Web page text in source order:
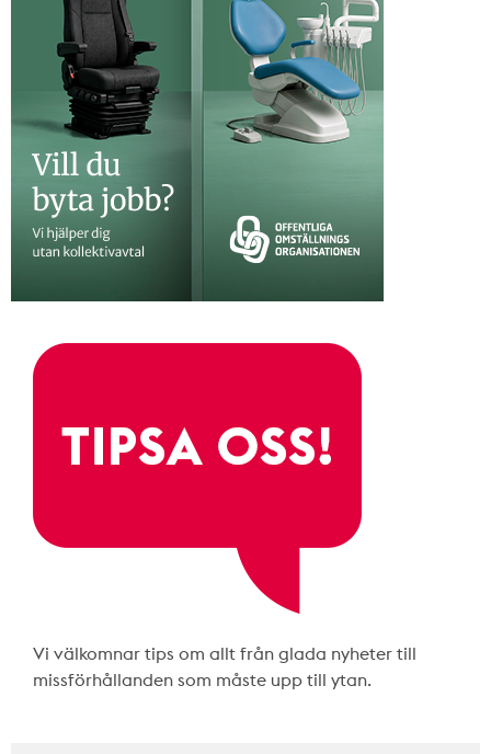
Vi välkomnar tips om allt från glada nyheter till
missförhållanden som måste upp till ytan.